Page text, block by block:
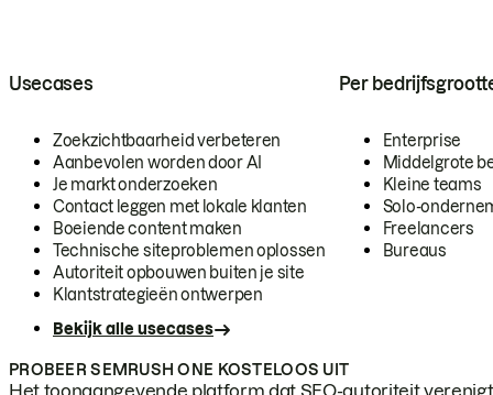
Usecases
Zoekzichtbaarheid verbeteren
Aanbevolen worden door AI
Je markt onderzoeken
Contact leggen met lokale klanten
Boeiende content maken
Technische siteproblemen oplossen
Autoriteit opbouwen buiten je site
Klantstrategieën ontwerpen
Bekijk alle usecases
Per
Enterprise
Middelgrote
Kleine teams
Solo-
Freelancers
Bureaus
PROBEER SEMRUSH ONE KOSTELOOS UIT
Het toonaangevende platform dat SEO-autoriteit